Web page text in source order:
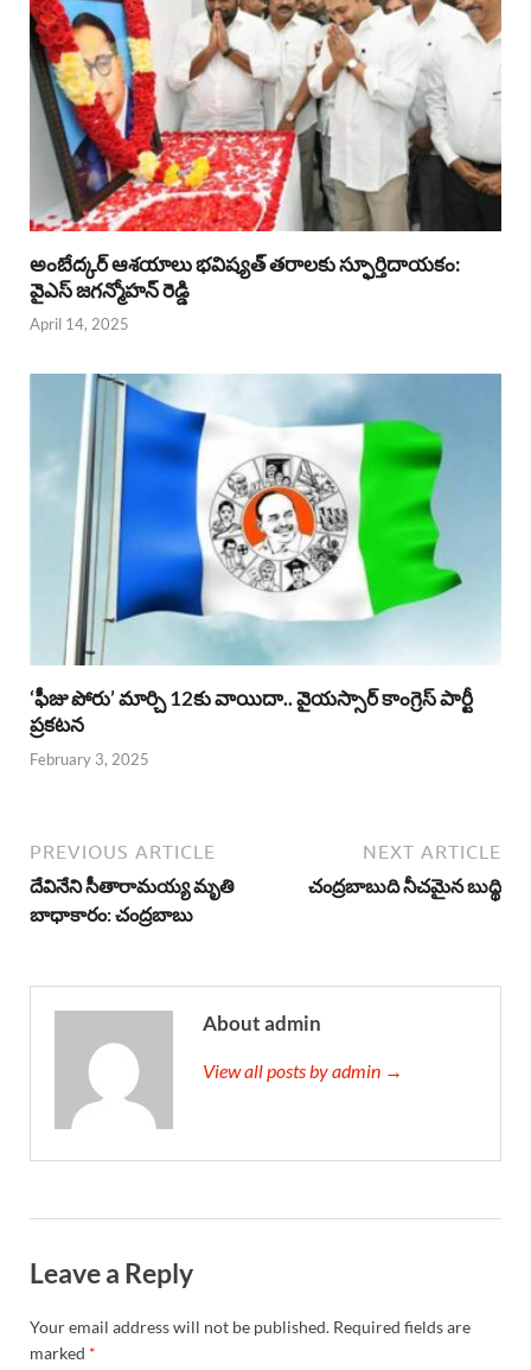
అంబేద్కర్ ఆశయాలు భవిష్యత్ తరాలకు స్ఫూర్తిదాయకం:
వైఎస్ జగన్మోహన్ రెడ్డి
April 14, 2025
‘ఫీజు పోరు’ మార్చి 12కు వాయిదా.. వైయస్సార్‌ కాంగ్రెస్‌ పార్టీ
ప్రకటన
February 3, 2025
PREVIOUS ARTICLE
దేవినేని సీతారామయ్య మృతి
బాధాకారం: చంద్రబాబు
NEXT ARTICLE
చంద్రబాబుది నీచమైన బుద్థి
About admin
View all posts by admin →
Leave a Reply
Your email address will not be published. Required fields are
marked *